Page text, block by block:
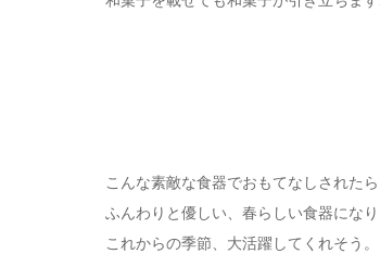
こんな素敵な食器でおもてなしされた
ふんわりと優しい、春らしい食器になり
これからの季節、大活躍してくれそう。